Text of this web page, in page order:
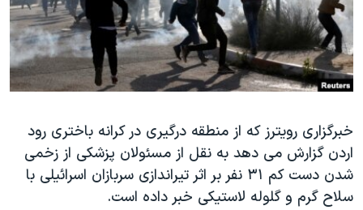
فرهنگ و زندگی
حقوق شهروندی
اقتصادی
اسرائیل در جنگ
گالری عکس
آرشیو پخش زنده
مستندها
انتخابات ریاست جمهوری آمریکا ۲۰۲۴
حمله جمهوری اسلامی به اسرائیل
ورزش زنان در ایران
اعتراضات زن، زندگی، آزادی
مجموعه مستندهای دادخواهی
دنبال کنید
زبانهای مختلف
خبرگزاری رویترز که از منطقه درگیری در کرانه باختری رود
اردن گزارش می دهد به نقل از مسئولان پزشکی از زخمی
شدن دست کم ۳۱ نفر بر اثر تیراندازی سربازان اسرائیلی با
سلاح گرم و گلوله لاستیکی خبر داده است.